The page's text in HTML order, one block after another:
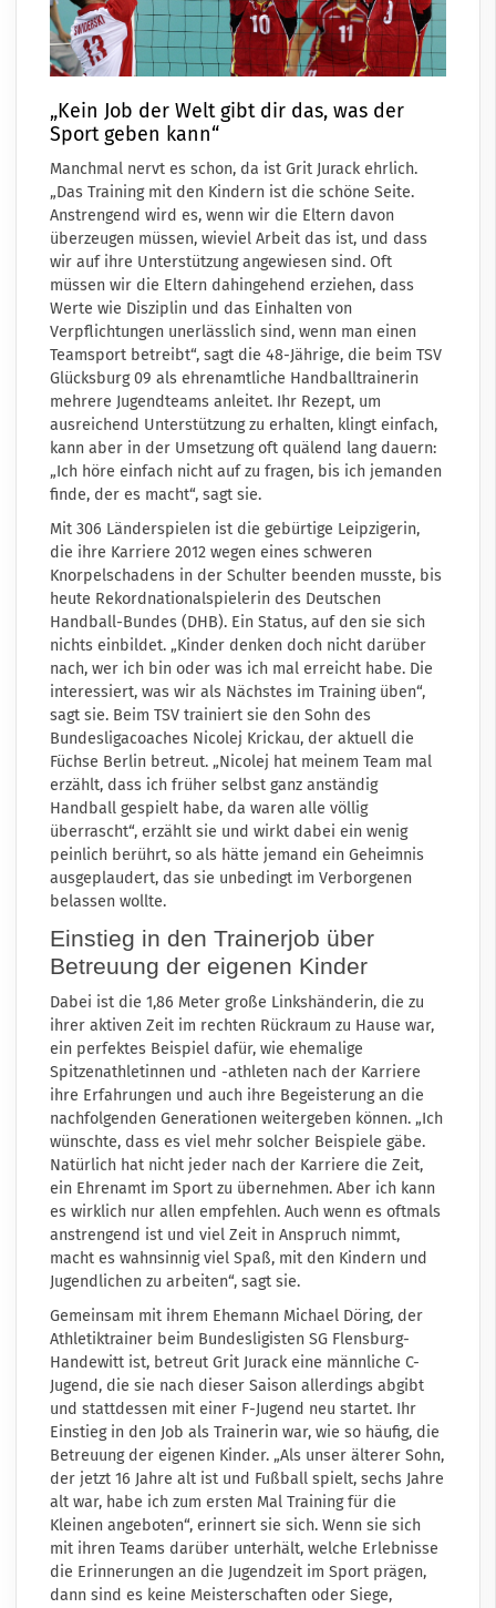
„Kein Job der Welt gibt dir das, was der
Sport geben kann“
Manchmal nervt es schon, da ist Grit Jurack ehrlich.
„Das Training mit den Kindern ist die schöne Seite.
Anstrengend wird es, wenn wir die Eltern davon
überzeugen müssen, wieviel Arbeit das ist, und dass
wir auf ihre Unterstützung angewiesen sind. Oft
müssen wir die Eltern dahingehend erziehen, dass
Werte wie Disziplin und das Einhalten von
Verpflichtungen unerlässlich sind, wenn man einen
Teamsport betreibt“, sagt die 48-Jährige, die beim TSV
Glücksburg 09 als ehrenamtliche Handballtrainerin
mehrere Jugendteams anleitet. Ihr Rezept, um
ausreichend Unterstützung zu erhalten, klingt einfach,
kann aber in der Umsetzung oft quälend lang dauern:
„Ich höre einfach nicht auf zu fragen, bis ich jemanden
finde, der es macht“, sagt sie.
Mit 306 Länderspielen ist die gebürtige Leipzigerin,
die ihre Karriere 2012 wegen eines schweren
Knorpelschadens in der Schulter beenden musste, bis
heute Rekordnationalspielerin des Deutschen
Handball-Bundes (DHB). Ein Status, auf den sie sich
nichts einbildet. „Kinder denken doch nicht darüber
nach, wer ich bin oder was ich mal erreicht habe. Die
interessiert, was wir als Nächstes im Training üben“,
sagt sie. Beim TSV trainiert sie den Sohn des
Bundesligacoaches Nicolej Krickau, der aktuell die
Füchse Berlin betreut. „Nicolej hat meinem Team mal
erzählt, dass ich früher selbst ganz anständig
Handball gespielt habe, da waren alle völlig
überrascht“, erzählt sie und wirkt dabei ein wenig
peinlich berührt, so als hätte jemand ein Geheimnis
ausgeplaudert, das sie unbedingt im Verborgenen
belassen wollte.
Einstieg in den Trainerjob über
Betreuung der eigenen Kinder
Dabei ist die 1,86 Meter große Linkshänderin, die zu
ihrer aktiven Zeit im rechten Rückraum zu Hause war,
ein perfektes Beispiel dafür, wie ehemalige
Spitzenathletinnen und -athleten nach der Karriere
ihre Erfahrungen und auch ihre Begeisterung an die
nachfolgenden Generationen weitergeben können. „Ich
wünschte, dass es viel mehr solcher Beispiele gäbe.
Natürlich hat nicht jeder nach der Karriere die Zeit,
ein Ehrenamt im Sport zu übernehmen. Aber ich kann
es wirklich nur allen empfehlen. Auch wenn es oftmals
anstrengend ist und viel Zeit in Anspruch nimmt,
macht es wahnsinnig viel Spaß, mit den Kindern und
Jugendlichen zu arbeiten“, sagt sie.
Gemeinsam mit ihrem Ehemann Michael Döring, der
Athletiktrainer beim Bundesligisten SG Flensburg-
Handewitt ist, betreut Grit Jurack eine männliche C-
Jugend, die sie nach dieser Saison allerdings abgibt
und stattdessen mit einer F-Jugend neu startet. Ihr
Einstieg in den Job als Trainerin war, wie so häufig, die
Betreuung der eigenen Kinder. „Als unser älterer Sohn,
der jetzt 16 Jahre alt ist und Fußball spielt, sechs Jahre
alt war, habe ich zum ersten Mal Training für die
Kleinen angeboten“, erinnert sie sich. Wenn sie sich
mit ihren Teams darüber unterhält, welche Erlebnisse
die Erinnerungen an die Jugendzeit im Sport prägen,
dann sind es keine Meisterschaften oder Siege,